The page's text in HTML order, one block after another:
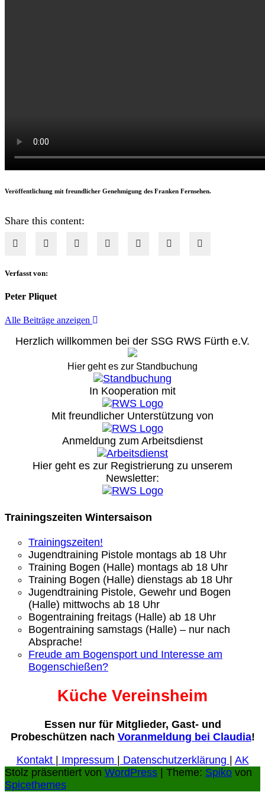
Veröffentlichung mit freundlicher Genehmigung des Franken Fernsehen.
Share this content:
Verfasst von:
Peter Pliquet
Alle Beiträge anzeigen
Herzlich willkommen bei der SSG RWS Fürth e.V.
Hier geht es zur Standbuchung
In Kooperation mit
Mit freundlicher Unterstützung von
Anmeldung zum Arbeitsdienst
Hier geht es zur Registrierung zu unserem
Newsletter:
Trainingszeiten Wintersaison
Trainingszeiten!
Jugendtraining Pistole montags ab 18 Uhr
Training Bogen (Halle) montags ab 18 Uhr
Training Bogen (Halle) dienstags ab 18 Uhr
Jugendtraining Pistole, Gewehr und Bogen
(Halle) mittwochs ab 18 Uhr
Bogentraining freitags (Halle) ab 18 Uhr
Bogentraining samstags (Halle) – nur nach
Absprache!
Freude am Bogensport und Interesse am
Bogenschießen?
Küche Vereinsheim
Essen nur für Mitglieder, Gast- und
Probeschützen nach Voranmeldung bei Claudia!
Kontakt
Impressum Datenschutzerklärung
AK
Stolz präsentiert von WordPress | Theme: Spiko von
Spicethemes